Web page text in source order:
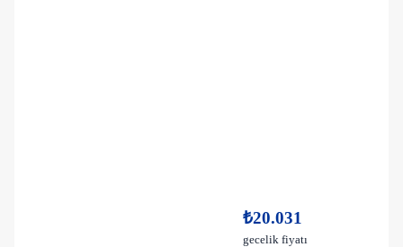
₺20.031
gecelik fiyatı